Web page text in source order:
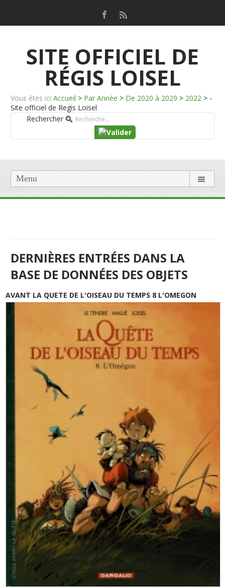
SITE OFFICIEL DE
RÉGIS LOISEL
Vous êtes ici Accueil > Par Année > De 2020 à 2029 > 2022 > -
Site officiel de Regis Loisel
Rechercher
Menu
DERNIÈRES ENTRÉES DANS LA
BASE DE DONNÉES DES OBJETS
AVANT LA QUETE DE L'OISEAU DU TEMPS 8 L'OMEGON